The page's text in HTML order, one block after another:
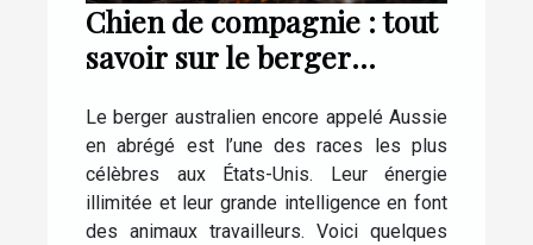
Chien de compagnie : tout
savoir sur le berger
Le berger australien encore appelé Aussie
en abrégé est l’une des races les plus
célèbres aux États-Unis. Leur énergie
illimitée et leur grande intelligence en font
des animaux travailleurs. Voici quelques